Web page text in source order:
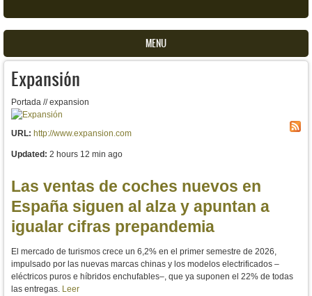
MENU
Expansión
Portada // expansion
URL: http://www.expansion.com
Updated: 2 hours 12 min ago
Las ventas de coches nuevos en
España siguen al alza y apuntan a
igualar cifras prepandemia
El mercado de turismos crece un 6,2% en el primer semestre de 2026,
impulsado por las nuevas marcas chinas y los modelos electrificados –
eléctricos puros e híbridos enchufables–, que ya suponen el 22% de todas
las entregas. Leer